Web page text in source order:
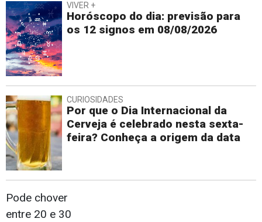
VIVER +
Horóscopo do dia: previsão para
os 12 signos em 08/08/2026
CURIOSIDADES
Por que o Dia Internacional da
Cerveja é celebrado nesta sexta-
feira? Conheça a origem da data
Pode chover
entre 20 e 30